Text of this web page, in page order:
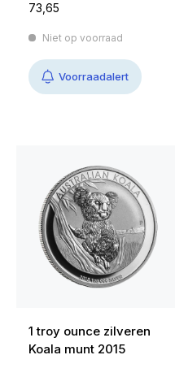
73,65
Niet op voorraad
Voorraadalert
1 troy ounce zilveren
Koala munt 2015